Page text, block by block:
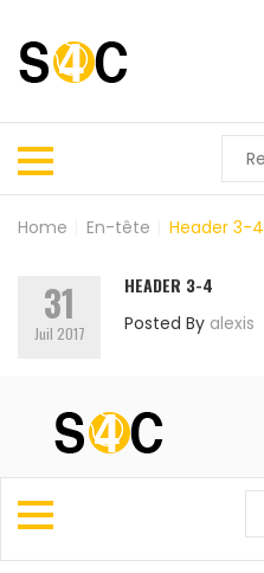
Home En-tête Header 3-4
31
Juil 2017
HEADER 3-4
Posted By alexis